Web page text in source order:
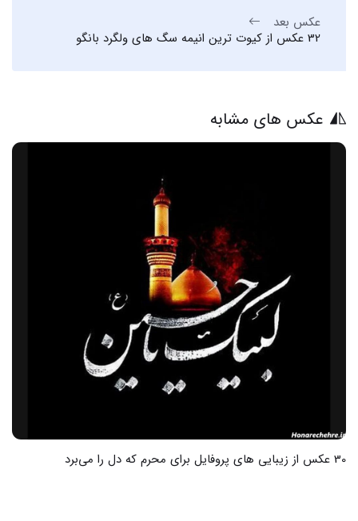
عکس بعد
32 عکس از کیوت ترین انیمه سگ های ولگرد بانگو
عکس های مشابه